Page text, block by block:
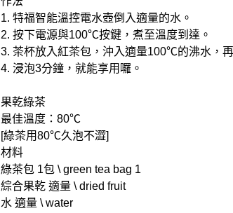
1. 特福智能溫控電水壺倒入適量的水。
2. 按下電源與100℃按鍵，煮至溫度到達。
3. 茶杯放入紅茶包，沖入適量100℃的沸水，
4. 浸泡3分鐘，就能享用囉。
果乾綠茶
最佳溫度：80℃
[綠茶用80℃久泡不澀]
材料
綠茶包 1包 \ green tea bag 1
綜合果乾 適量 \ dried fruit
水 適量 \ water